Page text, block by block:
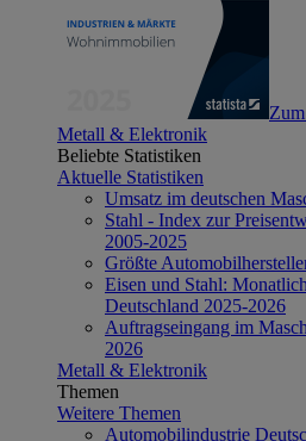
Metall & Elektronik
Beliebte Statistiken
Aktuelle Statistiken
Umsatz im deutschen
Stahl - Index zur
2005-2025
Größte
Eisen und Stahl:
Deutschland 2025-2026
Auftragseingang im
2026
Metall & Elektronik
Themen
Weitere Themen
Automobilindustrie